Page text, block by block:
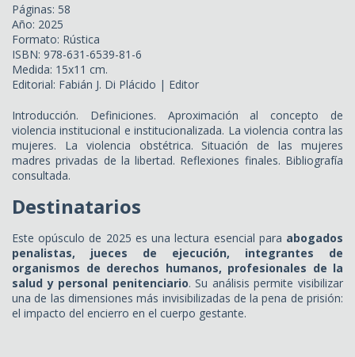
Páginas: 58
Año: 2025
Formato: Rústica
ISBN: 978-631-6539-81-6
Medida: 15x11 cm.
Editorial: Fabián J. Di Plácido | Editor
Introducción. Definiciones. Aproximación al concepto de
violencia institucional e institucionalizada. La violencia contra las
mujeres. La violencia obstétrica. Situación de las mujeres
madres privadas de la libertad. Reflexiones finales. Bibliografía
consultada.
Destinatarios
Este opúsculo de 2025 es una lectura esencial para abogados
penalistas, jueces de ejecución, integrantes de
organismos de derechos humanos, profesionales de la
salud y personal penitenciario. Su análisis permite visibilizar
una de las dimensiones más invisibilizadas de la pena de prisión:
el impacto del encierro en el cuerpo gestante.